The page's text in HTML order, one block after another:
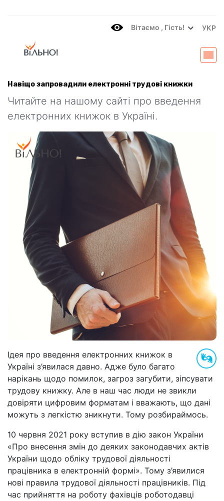
Вітаємo , Гість! УКР
Навіщо запровадили електронні трудові книжки
Читайте на нашому сайті про введення
електронних книжок в Україні.
Ідея про введення електронних книжок в
Україні з’явилася давно. Адже було багато
нарікань щодо помилок, загроз загубити, зіпсувати
трудову книжку. Але в наш час люди не звикли
довіряти цифровим форматам і вважають, що дані
можуть з легкістю зникнути. Тому розбираймось.
10 червня 2021 року вступив в дію закон України
«Про внесення змін до деяких законодавчих актів
України щодо обліку трудової діяльності
працівника в електронній формі». Тому з’явилися
нові правила трудової діяльності працівників. Під
час прийняття на роботу фахівців роботодавці